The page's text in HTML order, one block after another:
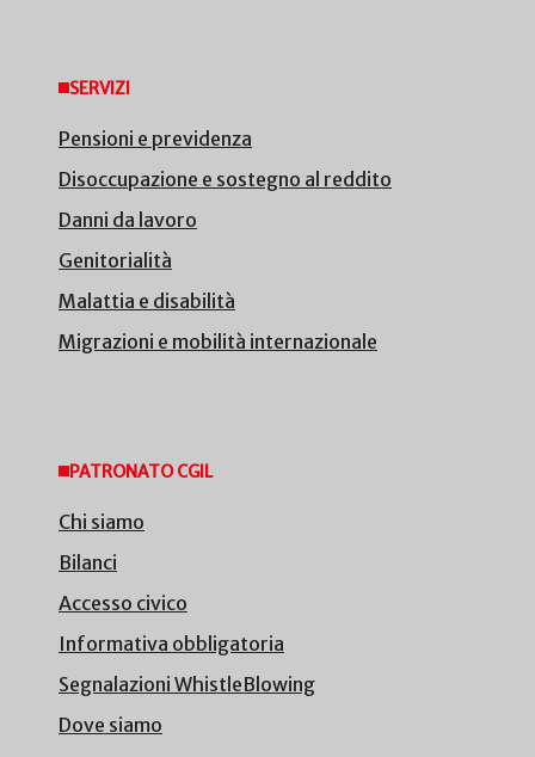
SERVIZI
Pensioni e previdenza
Disoccupazione e sostegno al reddito
Danni da lavoro
Genitorialità
Malattia e disabilità
Migrazioni e mobilità internazionale
PATRONATO CGIL
Chi siamo
Bilanci
Accesso civico
Informativa obbligatoria
Segnalazioni WhistleBlowing
Dove siamo